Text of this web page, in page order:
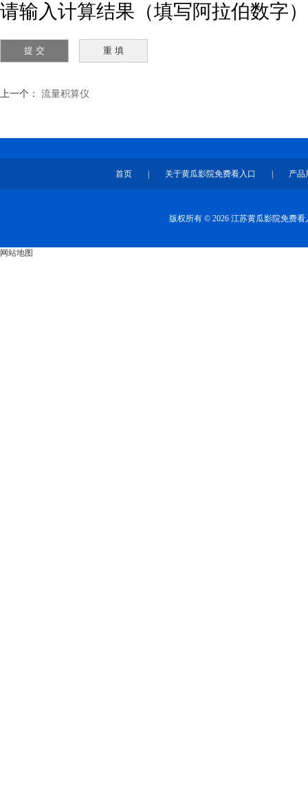
请输入计算结果（填写阿拉伯数字
上一个： 流量积算仪
首页 关于黄瓜影院免费看入口 产品
版权所有 © 2026 江苏黄瓜影院免费
网站地图